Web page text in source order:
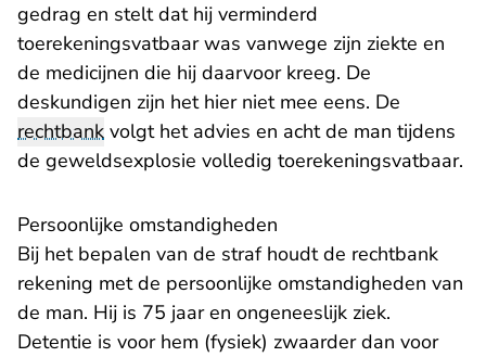
gedrag en stelt dat hij verminderd
toerekeningsvatbaar was vanwege zijn ziekte en
de medicijnen die hij daarvoor kreeg. De
deskundigen zijn het hier niet mee eens. De
rechtbank volgt het advies en acht de man tijdens
de geweldsexplosie volledig toerekeningsvatbaar.
Persoonlijke omstandigheden
Bij het bepalen van de straf houdt de rechtbank
rekening met de persoonlijke omstandigheden van
de man. Hij is 75 jaar en ongeneeslijk ziek.
Detentie is voor hem (fysiek) zwaarder dan voor